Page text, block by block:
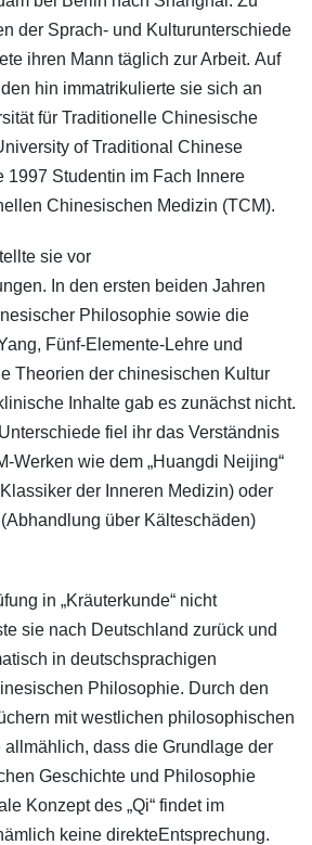
der Sprach- und Kulturunterschiede
ihren Mann täglich zur Arbeit. Auf
hin immatrikulierte sie sich an
für Traditionelle Chinesische
of Traditional Chinese
1997 Studentin im Fach Innere
Chinesischen Medizin (TCM).
sie vor
In den ersten beiden Jahren
Philosophie sowie die
Fünf-Elemente-Lehre und
Theorien der chinesischen Kultur
Inhalte gab es zunächst nicht.
fiel ihr das Verständnis
Werken wie dem „Huangdi Neijing“
der Inneren Medizin) oder
(Abhandlung über Kälteschäden)
in „Kräuterkunde“ nicht
sie nach Deutschland zurück und
in deutschsprachigen
Philosophie. Durch den
mit westlichen philosophischen
dass die Grundlage der
Geschichte und Philosophie
Konzept des „Qi“ findet im
keine direkteEntsprechung.